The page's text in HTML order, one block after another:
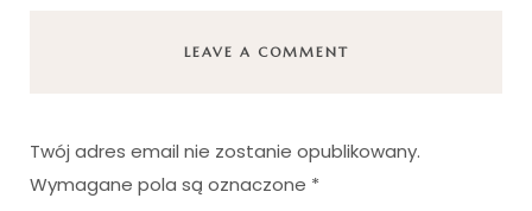
LEAVE A COMMENT
Twój adres email nie zostanie opublikowany.
Wymagane pola są oznaczone *